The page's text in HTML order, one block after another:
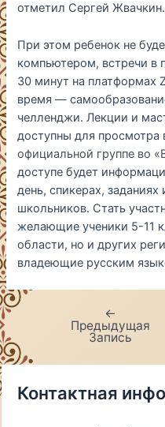
отметил Сергей Жвачкин.
При этом ребенок не
компьютером, встречи в
30 минут на платформах
время —
челленджи. Лекции и
доступны для просмотра
официальной группе во
доступе будет
день, спикерах,
школьников. Стать
желающие ученики 5-11
области, но и других
владеющие русским
←
Предыдущая
Запись
Контактная